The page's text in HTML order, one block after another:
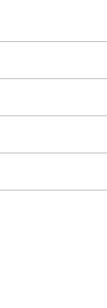
こやかな髪へ導
化Ｎａ、クエン酸
、フェノキシエタノ